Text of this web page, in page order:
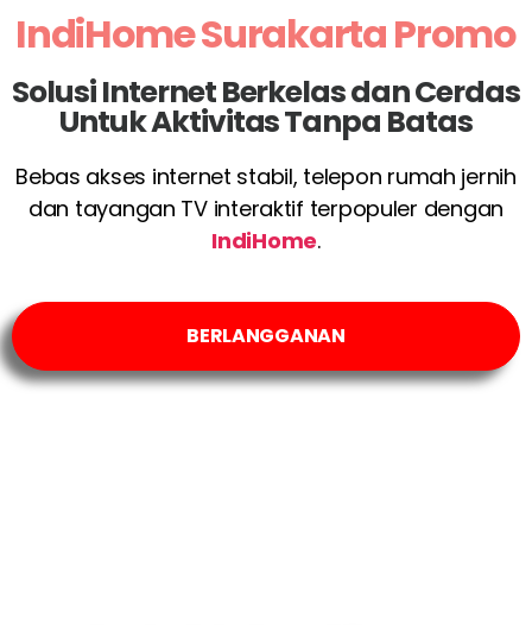
IndiHome Surakarta Promo
Solusi Internet Berkelas dan Cerdas
Untuk Aktivitas Tanpa Batas
Bebas akses internet stabil, telepon rumah jernih
dan tayangan TV interaktif terpopuler dengan
IndiHome.
BERLANGGANAN